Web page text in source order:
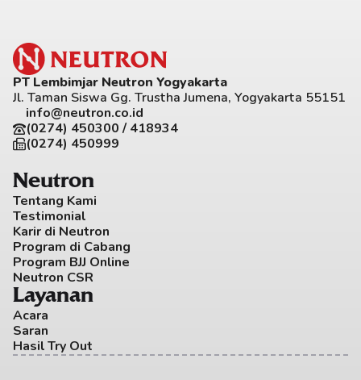
PT Lembimjar Neutron Yogyakarta
Jl. Taman Siswa Gg. Trustha Jumena, Yogyakarta 55151
info@neutron.co.id
(0274) 450300 / 418934
(0274) 450999
Neutron
Tentang Kami
Testimonial
Karir di Neutron
Program di Cabang
Program BJJ Online
Neutron CSR
Layanan
Acara
Saran
Hasil Try Out